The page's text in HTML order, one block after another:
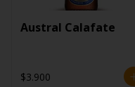
Austral Calafate
$3.900